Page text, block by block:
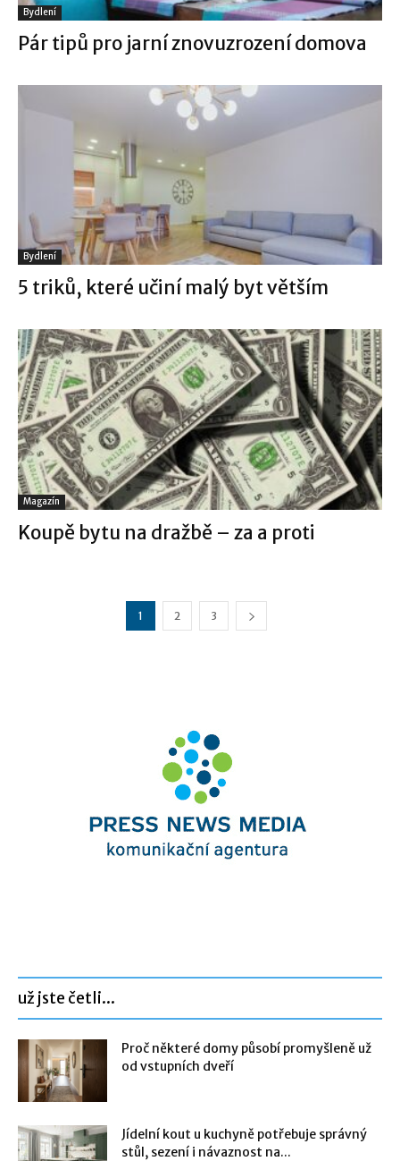
Bydlení
Pár tipů pro jarní znovuzrození domova
Bydlení
5 triků, které učiní malý byt větším
Magazín
Koupě bytu na dražbě – za a proti
1 2 3
už jste četli...
Proč některé domy působí promyšleně už
od vstupních dveří
Jídelní kout u kuchyně potřebuje správný
stůl, sezení i návaznost na...